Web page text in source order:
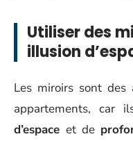
Utiliser des
illusion
Les miroirs sont
appartements, car
d’espace et de